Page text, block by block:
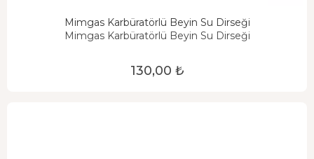
Mimgas Karbüratörlü Beyin Su Dirseği
Mimgas Karbüratörlü Beyin Su Dirseği
130,00 ₺